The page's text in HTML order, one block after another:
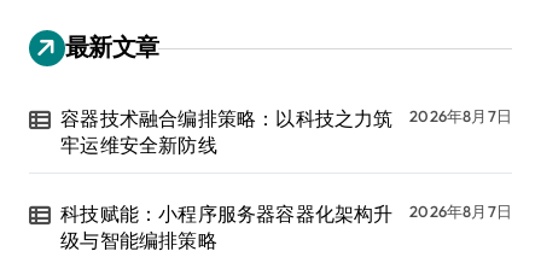
最新文章
容器技术融合编排策略：以科技之力筑
牢运维安全新防线
2026年8月7日
科技赋能：小程序服务器容器化架构升
级与智能编排策略
2026年8月7日